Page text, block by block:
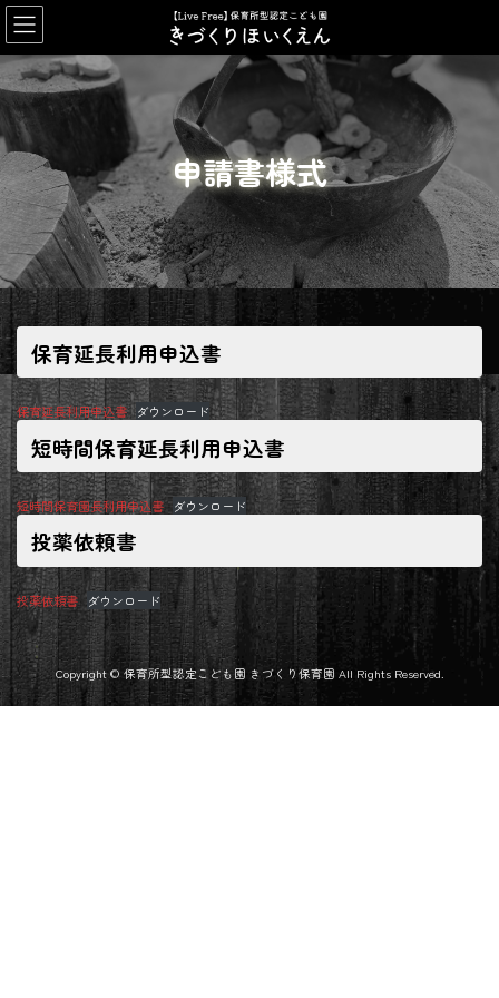
コ
ン
テ
ン
ツ
へ
ス
キ
ッ
プ
ナ
ビ
ゲ
ー
シ
ョ
ン
に
移
動
申請書様式
保育延長利用申込書
保育延長利用申込書 ダウンロード
短時間保育延長利用申込書
短時間保育園長利用申込書 ダウンロード
投薬依頼書
投薬依頼書 ダウンロード
Copyright © 保育所型認定こども園 きづくり保育園 All Rights Reserved.